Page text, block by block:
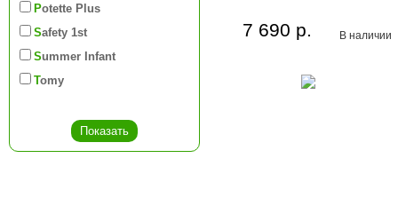
Potette Plus
Safety 1st
Summer Infant
Tomy
В наличии
7 690 р.